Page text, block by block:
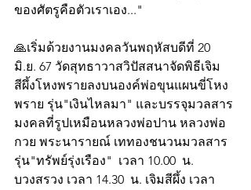
ของศัตรูคือตัวเราเอง..."
🙏เริ่มด้วยงานมงคลวันพฤหัสบดีที่ 20
มิ.ย. 67 วัดสุทธาวาสวิปัสสนาจัดพิธีเจิม
สีผึ้งโหงพรายลงบนองค์พ่อขุนแผนขี่โหง
พราย รุ่น"เงินไหลมา" และบรรจุมวลสาร
มงคลที่รูปเหมือนหลวงพ่อปาน หลวงพ่อ
กวย พระนารายณ์ เททองชนวนมวลสาร
รุ่น"ทรัพย์รุ่งเรือง"  เวลา 10.00  น.
บวงสรวง เวลา 14.30  น. เจิมสีผึ้ง เวลา